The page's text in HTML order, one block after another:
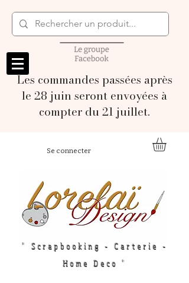
Les commandes passées après
le 28 juin seront envoyées à
compter du 21 juillet.
Se connecter
" Scrapbooking - Carterie -
Home Deco "